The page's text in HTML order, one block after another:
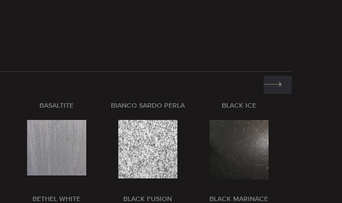
BASALTITE
BETHEL WHITE
BIANCO SARDO PERLA
BLACK FUSION
BLACK ICE
BLACK MARINACE